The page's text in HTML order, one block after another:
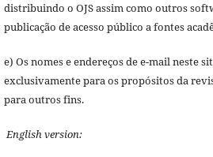
distribuindo o OJS assim como outros
publicação de acesso público a fontes
e) Os nomes e endereços de e-mail neste
exclusivamente para os propósitos da
para outros fins.
English version: